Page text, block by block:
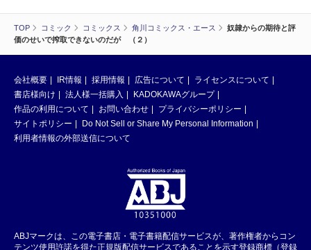
TOP コミック コミックス 角川コミックス・エース
奴隷からの期待と評
価のせいで搾取できないのだが （２）
会社概要 IR情報 採用情報 広告について
ライセンスについて
書店様向け
法人様一括購入
KADOKAWAグループ
作品の利用について
お問い合わせ
プライバシーポリシー
サイトポリシー
Do Not Sell or Share My Personal Information
利用者情報の外部送信について
ABJマークは、この電子書店・電子書籍配信サービスが、著作権者からコン
テンツ使用許諾を得た正規版配信サービスであることを示す登録商標（登録